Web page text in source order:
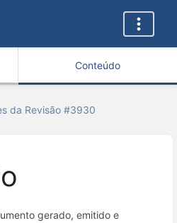
Conteúdo
da Revisão #3930
gerado, emitido e